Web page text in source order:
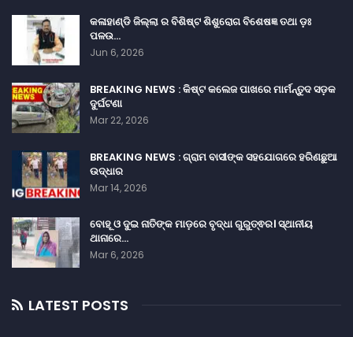
କଳାହାଣ୍ଡି ଜିଲ୍ଲା ର ବିଶିଷ୍ଟ ଶିଶୁରୋଗ ବିଶେଷଜ୍ଞ ତଥା ଡ଼ଃ
ପଳଉ…
Jun 6, 2026
BREAKING NEWS : କିଷ୍ଟ କଲେଜ ପାଖରେ ମାର୍ମନ୍ତୁଦ ସଡ଼କ
ଦୁର୍ଘଟଣା
Mar 22, 2026
BREAKING NEWS : ଗ୍ରାମ ବାସୀଙ୍କ ସହଯୋଗରେ ହରିଣଛୁଆ
ଉଦ୍ଧାର
Mar 14, 2026
ବୋହୂ ଓ ଦୁଇ ନାତିଙ୍କ ମାଡ଼ରେ ବୃଦ୍ଧା ଗୁରୁତ୍ଵର। ସ୍ଥାନୀୟ
ଥାନାରେ…
Mar 6, 2026
LATEST POSTS